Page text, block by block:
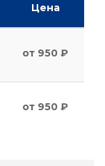
Цена
от 950 ₽
от 950 ₽